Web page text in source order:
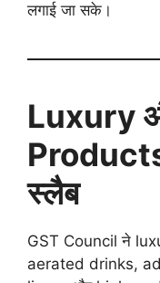
लगाई जा सके।
Luxury
स्लैब
GST Council ने
aerated drinks,